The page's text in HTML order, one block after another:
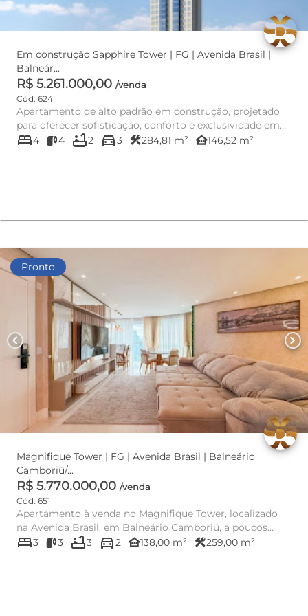
Em construção Sapphire Tower | FG | Avenida Brasil |
Balneár...
R$ 5.261.000,00 /venda
Cód: 624
Apartamento de alto padrão em construção, projetado
para oferecer sofisticação, conforto e exclusividade em
uma das lo...
bed4 4 bathtub2 directions_car3 construction284,81 m² other_houses146,52 m²
Pronto
chevron_left chevron_right
Magnifique Tower | FG | Avenida Brasil | Balneário
Camboriú/...
R$ 5.770.000,00 /venda
Cód: 651
Apartamento à venda no Magnifique Tower, localizado
na Avenida Brasil, em Balneário Camboriú, a poucos
metros do mar. O ...
bed3 3 bathtub3 directions_car2 other_houses138,00 m² construction259,00 m²